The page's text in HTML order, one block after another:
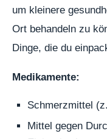
um kleinere
Ort behandeln zu
Dinge, die du
Medikamente:
Schmerzmittel
Mittel gegen